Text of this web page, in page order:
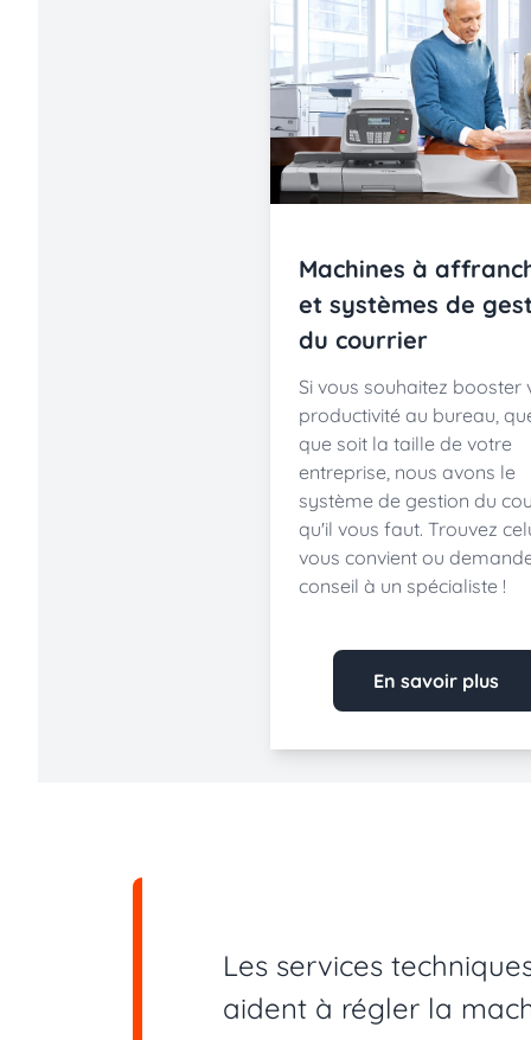
Machines à
et systèmes de
du courrier
Si vous souhaitez booster
productivité au bureau,
que soit la taille de votre
entreprise, nous avons le
système de gestion du
qu'il vous faut. Trouvez
vous convient ou
conseil à un spécialiste !
En savoir plus
Les services
aident à régler la